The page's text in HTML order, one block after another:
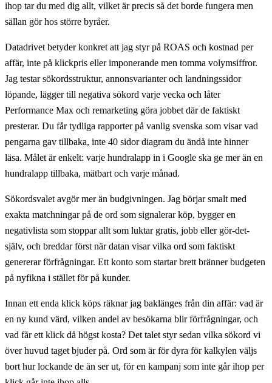
ihop tar du med dig allt, vilket är precis så det borde fungera men
sällan gör hos större byråer.
Datadrivet betyder konkret att jag styr på ROAS och kostnad per
affär, inte på klickpris eller imponerande men tomma volymsiffror.
Jag testar sökordsstruktur, annonsvarianter och landningssidor
löpande, lägger till negativa sökord varje vecka och låter
Performance Max och remarketing göra jobbet där de faktiskt
presterar. Du får tydliga rapporter på vanlig svenska som visar vad
pengarna gav tillbaka, inte 40 sidor diagram du ändå inte hinner
läsa. Målet är enkelt: varje hundralapp in i Google ska ge mer än en
hundralapp tillbaka, mätbart och varje månad.
Sökordsvalet avgör mer än budgivningen. Jag börjar smalt med
exakta matchningar på de ord som signalerar köp, bygger en
negativlista som stoppar allt som luktar gratis, jobb eller gör-det-
själv, och breddar först när datan visar vilka ord som faktiskt
genererar förfrågningar. Ett konto som startar brett bränner budgeten
på nyfikna i stället för på kunder.
Innan ett enda klick köps räknar jag baklänges från din affär: vad är
en ny kund värd, vilken andel av besökarna blir förfrågningar, och
vad får ett klick då högst kosta? Det talet styr sedan vilka sökord vi
över huvud taget bjuder på. Ord som är för dyra för kalkylen väljs
bort hur lockande de än ser ut, för en kampanj som inte går ihop per